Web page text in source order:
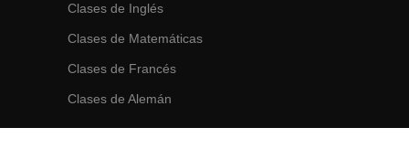
Clases de Inglés
Clases de Matemáticas
Clases de Francés
Clases de Alemán